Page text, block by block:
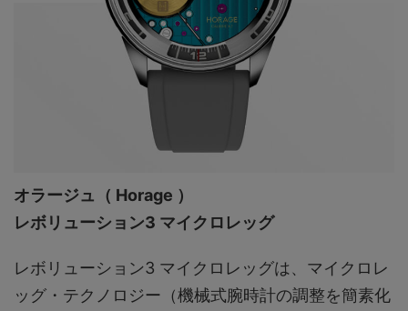
オラージュ（ Horage ）
レボリューション3 マイクロレッグ
レボリューション3 マイクロレッグは、マイクロレ
ッグ・テクノロジー（機械式腕時計の調整を簡素化